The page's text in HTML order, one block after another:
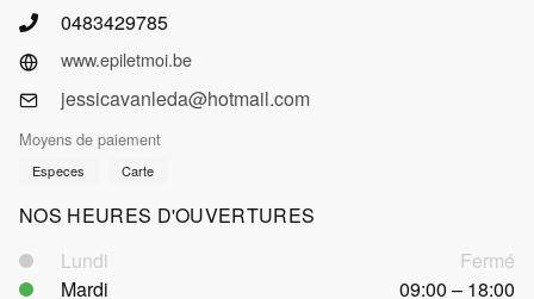
0483429785
www.epiletmoi.be
jessicavanleda@hotmail.com
Moyens de paiement
Especes Carte
NOS HEURES D'OUVERTURES
Lundi
Fermé
Mardi
09:00 – 18:00